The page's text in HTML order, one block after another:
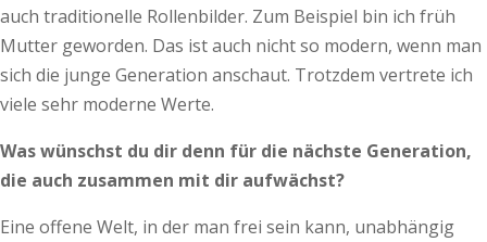
auch traditionelle Rollenbilder. Zum Beispiel bin ich früh
Mutter geworden. Das ist auch nicht so modern, wenn man
sich die junge Generation anschaut. Trotzdem vertrete ich
viele sehr moderne Werte.
Was wünschst du dir denn für die nächste Generation,
die auch zusammen mit dir aufwächst?
Eine offene Welt, in der man frei sein kann, unabhängig